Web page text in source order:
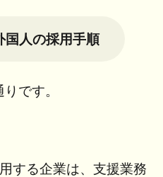
国人の採用手順
です。
する企業は、支援業務